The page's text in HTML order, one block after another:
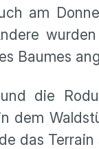
am
Baumes
die
dem
das